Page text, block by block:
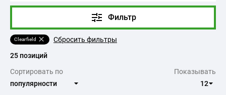
Clearfield Сбросить фильтры
Фильтр
25 позиций
Сортировать по
Показывать